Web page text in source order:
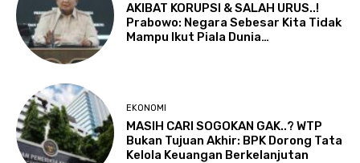
AKIBAT KORUPSI & SALAH URUS..!
Prabowo: Negara Sebesar Kita Tidak
Mampu Ikut Piala Dunia…
EKONOMI
MASIH CARI SOGOKAN GAK..? WTP
Bukan Tujuan Akhir: BPK Dorong Tata
Kelola Keuangan Berkelanjutan